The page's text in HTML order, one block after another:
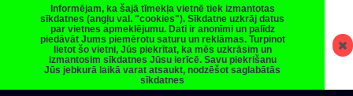
Informējam, ka šajā tīmekļa vietnē tiek izmantotas
sīkdatnes (angļu val. "cookies"). Sīkdatne uzkrāj datus
par vietnes apmeklējumu. Dati ir anonīmi un palīdz
piedāvāt Jums piemērotu saturu un reklāmas. Turpinot
lietot šo vietni, Jūs piekrītat, ka mēs uzkrāsim un
izmantosim sīkdatnes Jūsu ierīcē. Savu piekrišanu
Jūs jebkurā laikā varat atsaukt, nodzēšot saglabātās
sīkdatnes